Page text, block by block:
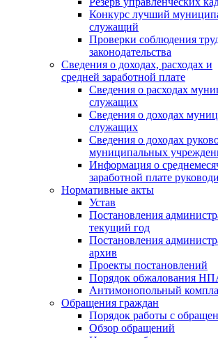
Конкурс лучший
служащий
Проверки соблюдения
законодательства
Сведения о доходах, расходах и
средней заработной плате
Сведения о расходах
служащих
Сведения о доходах
служащих
Сведения о доходах
муниципальных
Информация о
заработной плате
Нормативные акты
Устав
Постановления
текущий год
Постановления
архив
Проекты постановлений
Порядок обжалования
Антимонопольный
Обращения граждан
Порядок работы с
Обзор обращений